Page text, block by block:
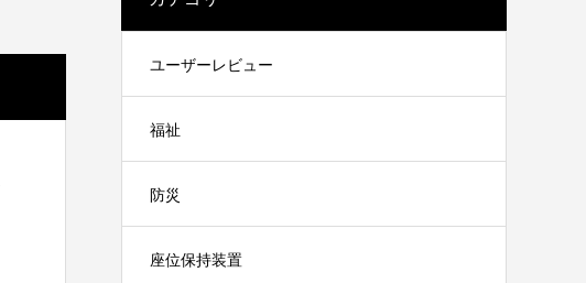
ユーザーレビュー
福祉
防災
座位保持装置